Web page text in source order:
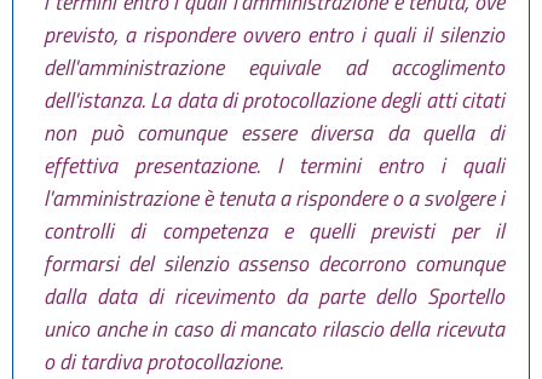
previsto, a rispondere ovvero entro i quali il silenzio
dell'amministrazione equivale ad accoglimento
dell'istanza. La data di protocollazione degli atti citati
non può comunque essere diversa da quella di
effettiva presentazione. I termini entro i quali
l'amministrazione è tenuta a rispondere o a svolgere i
controlli di competenza e quelli previsti per il
formarsi del silenzio assenso decorrono comunque
dalla data di ricevimento da parte dello Sportello
unico anche in caso di mancato rilascio della ricevuta
o di tardiva protocollazione.